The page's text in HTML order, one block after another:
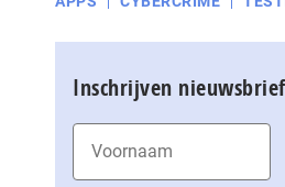
Inschrijven